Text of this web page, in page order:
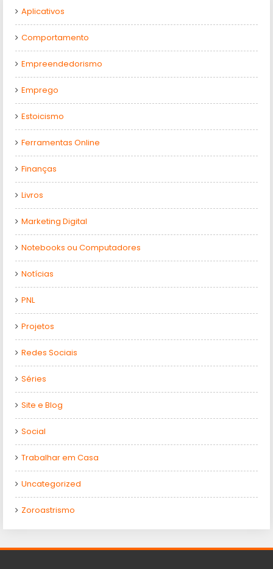
Aplicativos
Comportamento
Empreendedorismo
Emprego
Estoicismo
Ferramentas Online
Finanças
Livros
Marketing Digital
Notebooks ou Computadores
Notícias
PNL
Projetos
Redes Sociais
Séries
Site e Blog
Social
Trabalhar em Casa
Uncategorized
Zoroastrismo